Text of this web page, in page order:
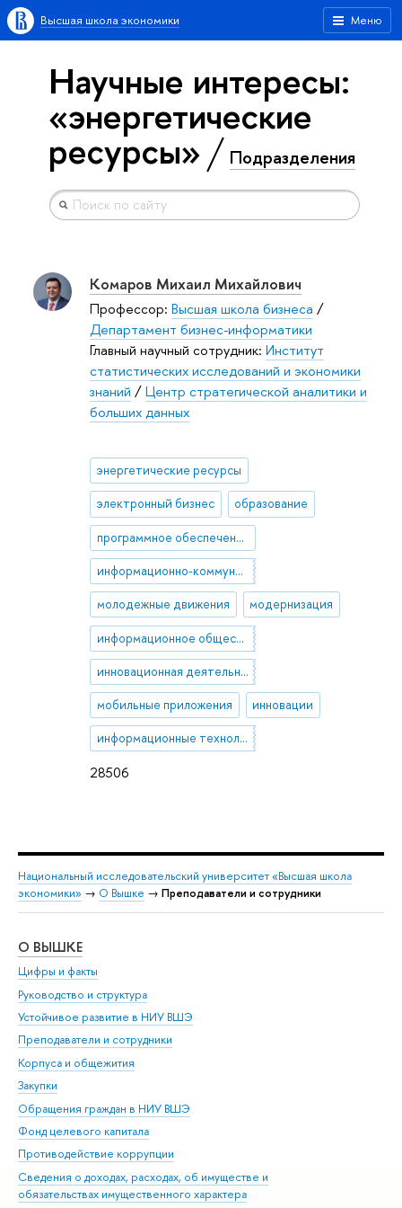
Меню
Высшая школа экономики
Научные интересы:
«энергетические
ресурсы» Подразделения
28506
Комаров Михаил Михайлович
Профессор: Высшая школа бизнеса /
Департамент бизнес-информатики
Главный научный сотрудник: Институт
статистических исследований и экономики
знаний /Центр стратегической аналитики и
больших данных
энергетические ресурсы
электронный бизнес образование
программное обеспечение
информационно-коммуникационные технологии
молодежные движения модернизация
информационное общество
инновационная деятельность
мобильные приложения инновации
информационные технологии
Национальный исследовательский университет «Высшая школа
экономики» → О Вышке → Преподаватели и сотрудники
О ВЫШКЕ
Цифры и факты
Руководство и структура
Устойчивое развитие в НИУ ВШЭ
Преподаватели и сотрудники
Корпуса и общежития
Закупки
Обращения граждан в НИУ ВШЭ
Фонд целевого капитала
Противодействие коррупции
Сведения о доходах, расходах, об имуществе и
обязательствах имущественного характера